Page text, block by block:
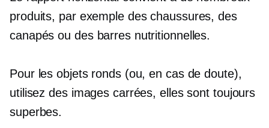
produits, par exemple des chaussures, des
canapés ou des barres nutritionnelles.
Pour les objets ronds (ou, en cas de doute),
utilisez des images carrées, elles sont toujours
superbes.